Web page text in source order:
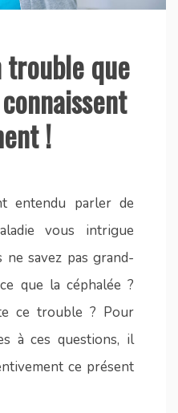
trouble que
!
entendu parler de
vous intrigue
ne savez pas grand-
que la céphalée ?
ce trouble ? Pour
à ces questions, il
ce présent